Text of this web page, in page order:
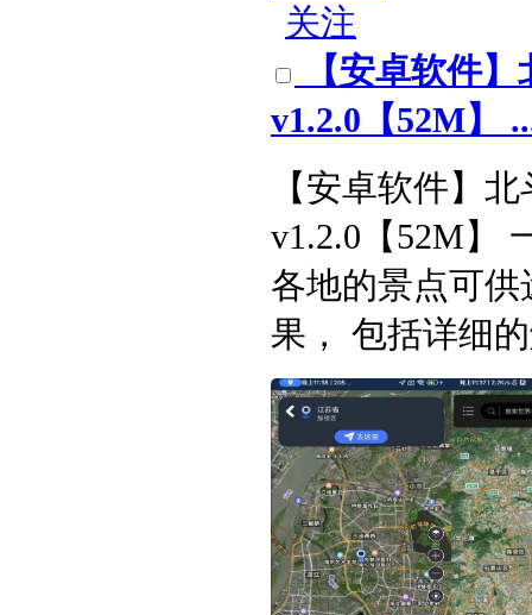
关注
【安卓软件
v1.2.0【52M】
【安卓软件】
v1.2.0【52M】
各地的景点可
果， 包括详细